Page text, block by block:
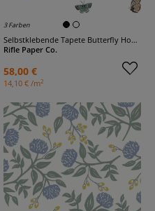
3 Farben
Selbstklebende Tapete Butterfly House
Rifle Paper Co.
58,00 €
14,10 € /m2